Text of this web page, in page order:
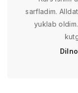
sarfladim.
yuklab